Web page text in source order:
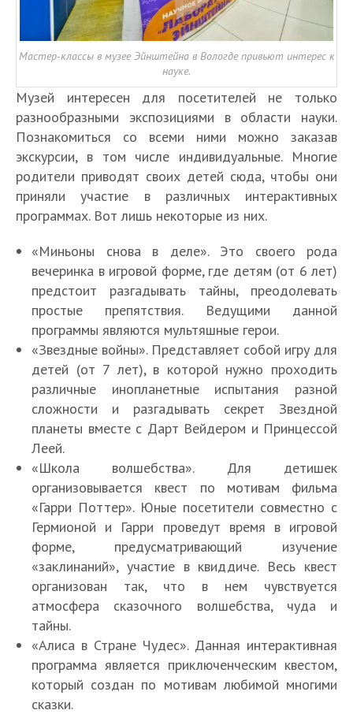
Мастер-классы в музее Эйнштейна в Вологде привьют интерес к
науке.
Музей интересен для посетителей не только
разнообразными экспозициями в области науки.
Познакомиться со всеми ними можно заказав
экскурсии, в том числе индивидуальные. Многие
родители приводят своих детей сюда, чтобы они
приняли участие в различных интерактивных
программах. Вот лишь некоторые из них.
«Миньоны снова в деле». Это своего рода
вечеринка в игровой форме, где детям (от 6 лет)
предстоит разгадывать тайны, преодолевать
простые препятствия. Ведущими данной
программы являются мультяшные герои.
«Звездные войны». Представляет собой игру для
детей (от 7 лет), в которой нужно проходить
различные инопланетные испытания разной
сложности и разгадывать секрет Звездной
планеты вместе с Дарт Вейдером и Принцессой
Леей.
«Школа волшебства». Для детишек
организовывается квест по мотивам фильма
«Гарри Поттер». Юные посетители совместно с
Гермионой и Гарри проведут время в игровой
форме, предусматривающий изучение
«заклинаний», участие в квиддиче. Весь квест
организован так, что в нем чувствуется
атмосфера сказочного волшебства, чуда и
тайны.
«Алиса в Стране Чудес». Данная интерактивная
программа является приключенческим квестом,
который создан по мотивам любимой многими
сказки.